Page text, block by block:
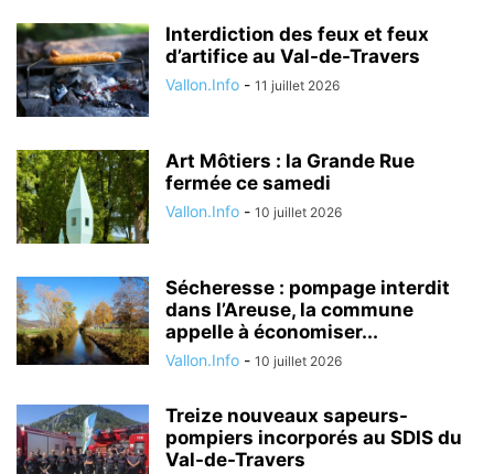
Interdiction des feux et feux
d’artifice au Val-de-Travers
Vallon.Info - 11 juillet 2026
Art Môtiers : la Grande Rue
fermée ce samedi
Vallon.Info - 10 juillet 2026
Sécheresse : pompage interdit
dans l’Areuse, la commune
appelle à économiser...
Vallon.Info - 10 juillet 2026
Treize nouveaux sapeurs-
pompiers incorporés au SDIS du
Val-de-Travers